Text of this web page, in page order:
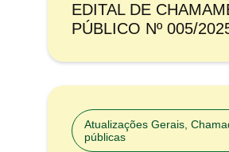
EDITAL DE
PÚBLICO Nº 005/
Atualizações Gerais
públicas